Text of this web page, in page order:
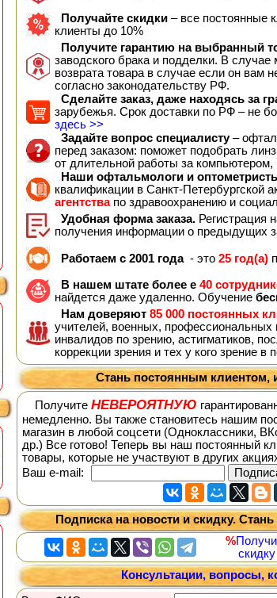
Получайте скидки – все постоянные
клиенты до 10%
Получите гарантию на выбранный
заводского брака и подделки. В
возврата товара в случае если он вам
согласно законодательству РФ.
Сделайте заказ, даже находясь за
зарубежья. Срок доставки по РФ – не
здесь >>
Задайте вопрос специалисту–
перед заказом: поможет подобрать
от длительной работы за
Наши офтальмологи и
квалификации в Санкт-Петербургской
агентствапо здравоохранению и
Удобная форма заказа. Регистрация
получения информации о предыдущих
Работаем с 2001 года- это 25 год(а)
В нашем штате более е 40
найдется даже удаленно. Обучение
Нам доверяют 85 000 постоянных
учителей, военных,
инвалидов по зрению, астигматиков,
коррекции зрения и тех у кого зрение в
Стань постоянным клиентом,
Получите НЕВЕРОЯТНУЮ
немедленно. Вы также становитесь нашим
магазин в любой соцсети (Одноклассники,
др.) Все готово! Теперь вы наш постоянный
товары, которые не участвуют в других
Ваш е-mail:
Подписка на новости и скидку.
%
скидку
Консультации, вопросы,